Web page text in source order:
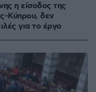
η είσοδος της
Κύπρου, δεν
για το έργο